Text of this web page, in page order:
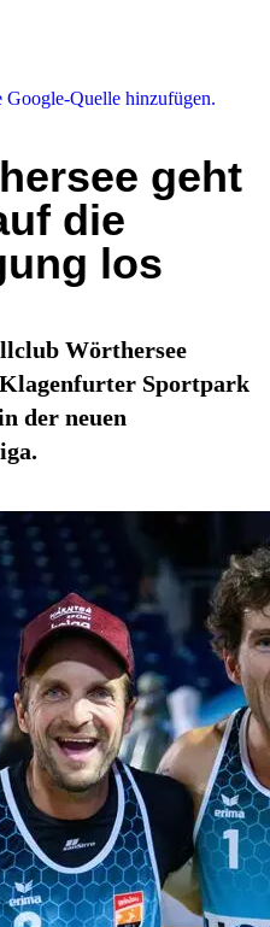
Quelle hinzufügen.
geht
die
los
Wörthersee
Sportpark
der neuen